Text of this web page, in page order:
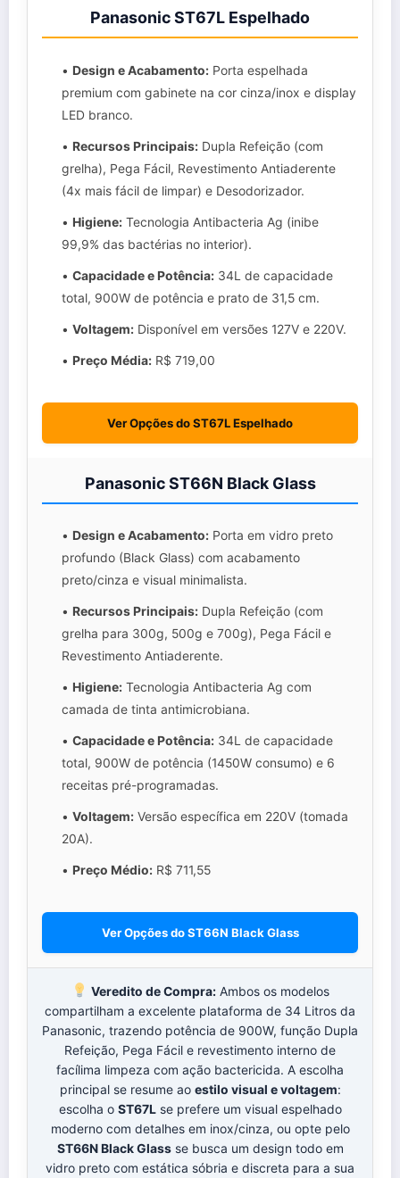
Panasonic ST67L Espelhado
• Design e Acabamento: Porta espelhada
premium com gabinete na cor cinza/inox e display
LED branco.
• Recursos Principais: Dupla Refeição (com
grelha), Pega Fácil, Revestimento Antiaderente
(4x mais fácil de limpar) e Desodorizador.
• Higiene: Tecnologia Antibacteria Ag (inibe
99,9% das bactérias no interior).
• Capacidade e Potência: 34L de capacidade
total, 900W de potência e prato de 31,5 cm.
• Voltagem: Disponível em versões 127V e 220V.
• Preço Média: R$ 719,00
Ver Opções do ST67L Espelhado
Panasonic ST66N Black Glass
• Design e Acabamento: Porta em vidro preto
profundo (Black Glass) com acabamento
preto/cinza e visual minimalista.
• Recursos Principais: Dupla Refeição (com
grelha para 300g, 500g e 700g), Pega Fácil e
Revestimento Antiaderente.
• Higiene: Tecnologia Antibacteria Ag com
camada de tinta antimicrobiana.
• Capacidade e Potência: 34L de capacidade
total, 900W de potência (1450W consumo) e 6
receitas pré-programadas.
• Voltagem: Versão específica em 220V (tomada
20A).
• Preço Médio: R$ 711,55
Ver Opções do ST66N Black Glass
Veredito de Compra:Ambos os modelos
compartilham a excelente plataforma de 34 Litros da
Panasonic, trazendo potência de 900W, função Dupla
Refeição, Pega Fácil e revestimento interno de
facílima limpeza com ação bactericida. A escolha
principal se resume ao estilo visual e voltagem:
escolha o ST67Lse prefere um visual espelhado
moderno com detalhes em inox/cinza, ou opte pelo
ST66N Black Glassse busca um design todo em
vidro preto com estática sóbria e discreta para a sua